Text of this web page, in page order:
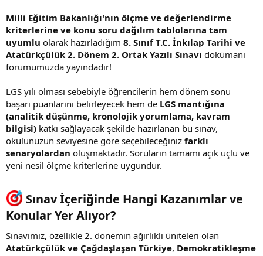
Milli Eğitim Bakanlığı'nın ölçme ve değerlendirme
kriterlerine ve konu soru dağılım tablolarına tam
uyumlu olarak hazırladığım 8. Sınıf T.C. İnkılap Tarihi ve
Atatürkçülük 2. Dönem 2. Ortak Yazılı Sınavı dokümanı
forumumuzda yayındadır!
LGS yılı olması sebebiyle öğrencilerin hem dönem sonu
başarı puanlarını belirleyecek hem de LGS mantığına
(analitik düşünme, kronolojik yorumlama, kavram
bilgisi) katkı sağlayacak şekilde hazırlanan bu sınav,
okulunuzun seviyesine göre seçebileceğiniz farklı
senaryolardan oluşmaktadır. Soruların tamamı açık uçlu ve
yeni nesil ölçme kriterlerine uygundur.
Sınav İçeriğinde Hangi Kazanımlar ve
Konular Yer Alıyor?​
Sınavımız, özellikle 2. dönemin ağırlıklı üniteleri olan
Atatürkçülük ve Çağdaşlaşan Türkiye, Demokratikleşme